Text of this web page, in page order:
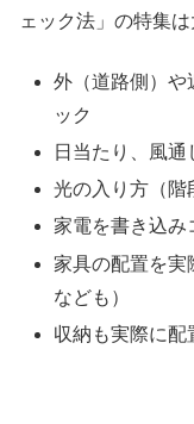
ェック法」の特集は
外（道路側）や
ック
日当たり、風通
光の入り方（階
家電を書き込み
家具の配置を実
なども）
収納も実際に配